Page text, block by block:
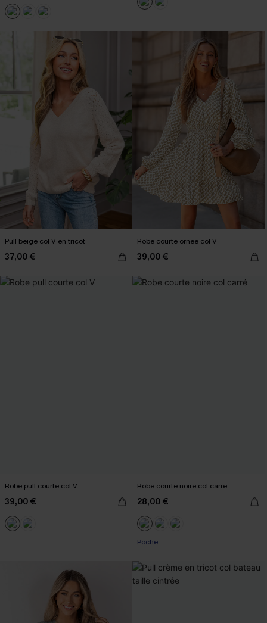
Pull beige col V en tricot
37,00 €
Robe courte ornée col V
39,00 €
Robe pull courte col V
39,00 €
Robe courte noire col carré
28,00 €
Poche